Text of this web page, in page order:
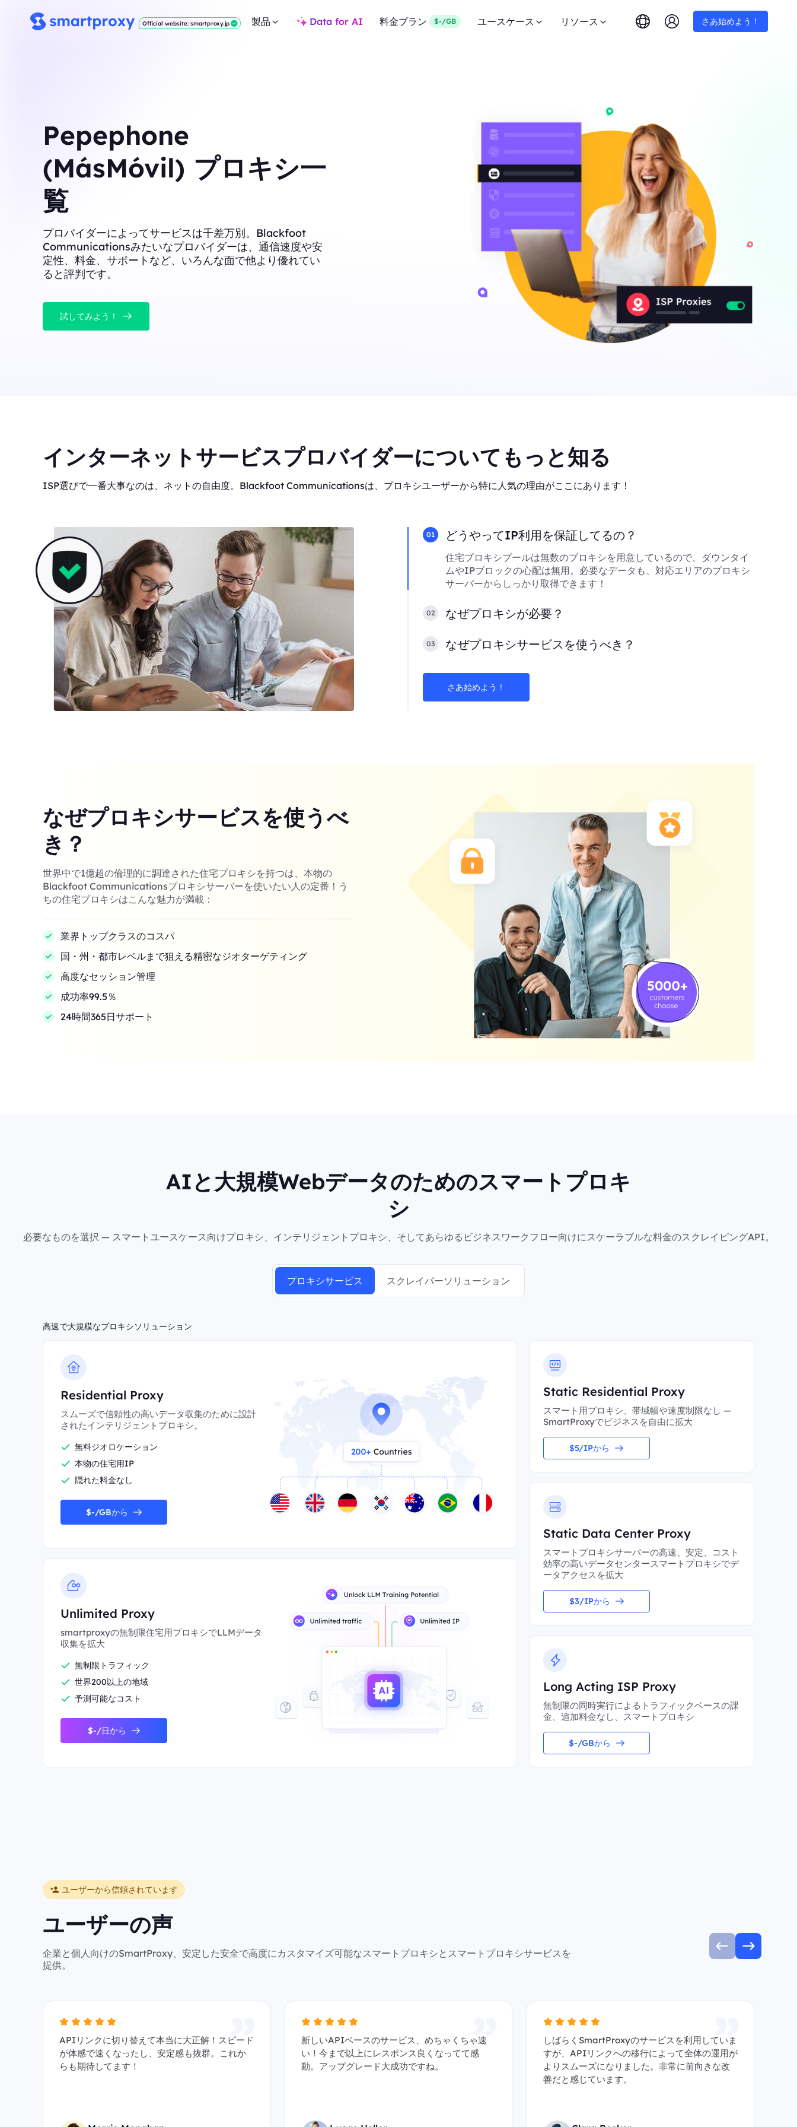
Official website: smartproxy.jp 製品 Data for AI 料金プラン $-/GB ユースケース リソース さあ始めよう！
Pepephone
(MásMóvil) プロキシ一
覧
プロバイダーによってサービスは千差万別。Blackfoot
Communicationsみたいなプロバイダーは、通信速度や安
定性、料金、サポートなど、いろんな面で他より優れてい
ると評判です。
試してみよう！
インターネットサービスプロバイダーについてもっと知る
ISP選びで一番大事なのは、ネットの自由度。Blackfoot Communicationsは、プロキシユーザーから特に人気の理由がここにあります！
01 どうやってIP利用を保証してるの？
住宅プロキシプールは無数のプロキシを用意しているので、ダウンタイ
ムやIPブロックの心配は無用。必要なデータも、対応エリアのプロキシ
サーバーからしっかり取得できます！
02 なぜプロキシが必要？
03 なぜプロキシサービスを使うべき？
さあ始めよう！
なぜプロキシサービスを使うべ
き？
世界中で1億超の倫理的に調達された住宅プロキシを持つは、本物の
Blackfoot Communicationsプロキシサーバーを使いたい人の定番！う
ちの住宅プロキシはこんな魅力が満載：
業界トップクラスのコスパ
国・州・都市レベルまで狙える精密なジオターゲティング
高度なセッション管理
成功率99.5％
24時間365日サポート
AIと大規模Webデータのためのスマートプロキ
シ
必要なものを選択 — スマートユースケース向けプロキシ、インテリジェントプロキシ、そしてあらゆるビジネスワークフロー向けにスケーラブルな料金のスクレイピングAPI。
プロキシサービス スクレイパーソリューション
高速で大規模なプロキシソリューション
Residential Proxy
スムーズで信頼性の高いデータ収集のために設計
されたインテリジェントプロキシ。
無料ジオロケーション
本物の住宅用IP
隠れた料金なし
$-/GBから
Unlimited Proxy
smartproxyの無制限住宅用プロキシでLLMデータ
収集を拡大
無制限トラフィック
世界200以上の地域
予測可能なコスト
$-/日から
Static Residential Proxy
スマート用プロキシ、帯域幅や速度制限なし —
SmartProxyでビジネスを自由に拡大
$5/IPから
Static Data Center Proxy
スマートプロキシサーバーの高速、安定、コスト
効率の高いデータセンタースマートプロキシでデ
ータアクセスを拡大
$3/IPから
Long Acting ISP Proxy
無制限の同時実行によるトラフィックベースの課
金、追加料金なし、スマートプロキシ
$-/GBから
ユーザーから信頼されています
ユーザーの声
企業と個人向けのSmartProxy、安定した安全で高度にカスタマイズ可能なスマートプロキシとスマートプロキシサービスを
提供。
APIリンクに切り替えて本当に大正解！スピード
が体感で速くなったし、安定感も抜群。これか
らも期待してます！
新しいAPIベースのサービス、めちゃくちゃ速
い！今まで以上にレスポンス良くなってて感
動。アップグレード大成功ですね。
しばらくSmartProxyのサービスを利用していま
すが、APIリンクへの移行によって全体の運用が
よりスムーズになりました。非常に前向きな改
善だと感じています。